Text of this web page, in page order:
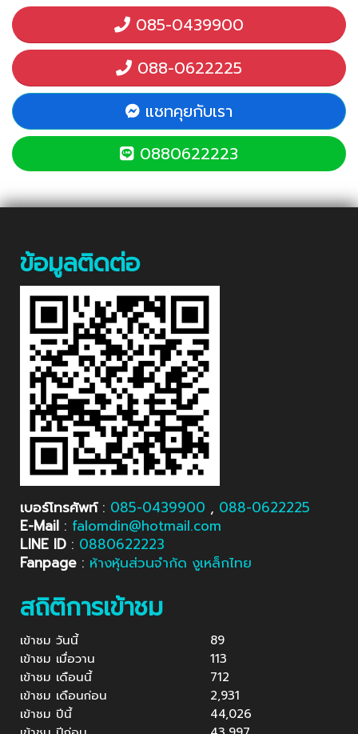
085-0439900
088-0622225
แชทคุยกับเรา
0880622223
ข้อมูลติดต่อ
เบอร์โทรศัพท์: 085-0439900 , 088-0622225
E-Mail : falomdin@hotmail.com
LINE ID : 0880622223
Fanpage : ห้างหุ้นส่วนจำกัด งูเหล็กไทย
สถิติการเข้าชม
เข้าชม วันนี้
89
เข้าชม เมื่อวาน
113
เข้าชม เดือนนี้
712
เข้าชม เดือนก่อน
2,931
เข้าชม ปีนี้
44,026